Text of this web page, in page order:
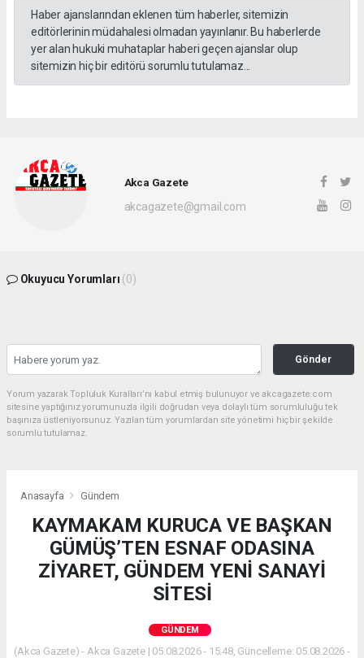
Haber ajanslarından eklenen tüm haberler, sitemizin
editörlerinin müdahalesi olmadan yayınlanır. Bu haberlerde
yer alan hukuki muhataplar haberi geçen ajanslar olup
sitemizin hiç bir editörü sorumlu tutulamaz...
Akca Gazete
akcagazete@gmail.com
Okuyucu Yorumları (0)
Gönder
Yorum yazarak Topluluk Kuralları’nı kabul etmiş bulunuyor ve akcagazete.com
sitesine yaptığınız yorumunuzla ilgili doğrudan veya dolaylı tüm sorumluluğu tek
başınıza üstleniyorsunuz. Yazılan tüm yorumlardan site yönetimi hiçbir şekilde
sorumlu tutulamaz.
Anasayfa Gündem
KAYMAKAM KURUCA VE BAŞKAN
GÜMÜŞ’TEN ESNAF ODASINA
ZİYARET, GÜNDEM YENİ SANAYİ
SİTESİ
GÜNDEM
(Akca Gazete) - Akca Gazete | 05.08.2026 - 15:48, Güncelleme: 05.08.2026 -